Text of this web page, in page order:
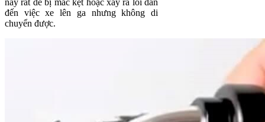
này rất dễ bị mắc kẹt hoặc xảy ra lỗi dẫn
đến việc xe lên ga nhưng không di
chuyển được.